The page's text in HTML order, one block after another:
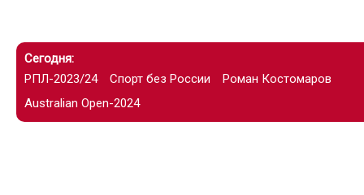
Сегодня:
РПЛ-2023/24
Спорт без России
Роман Костомаров
Australian Open-2024